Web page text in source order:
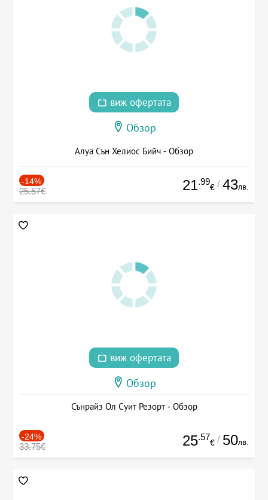
виж офертата
Обзор
Алуа Сън Хелиос Бийч - Обзор
-14%
25.57€ 21.99
€ / 43лв.
виж офертата
Обзор
Сънрайз Ол Суит Резорт - Обзор
-24%
33.75€ 25.57
€ / 50лв.